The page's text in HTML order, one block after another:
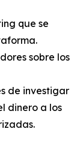
que se
sobre los
de investigar
dinero a los